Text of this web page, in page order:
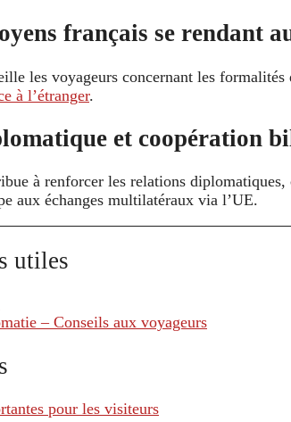
français se rendant
les voyageurs concernant les
à l’étranger.
et coopération
à renforcer les relations
aux échanges multilatéraux via l’UE.
utiles
– Conseils aux voyageurs
pour les visiteurs